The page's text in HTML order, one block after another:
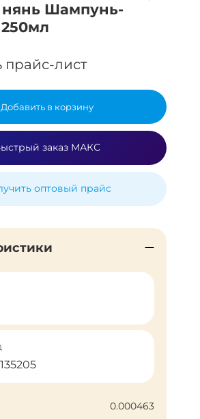
Шампунь-
прайс-лист
Добавить в корзину
заказ МАКС
оптовый прайс
0.000463